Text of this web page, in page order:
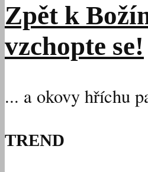
Zpět k
vzchopte se!
... a okovy hříchu
TREND